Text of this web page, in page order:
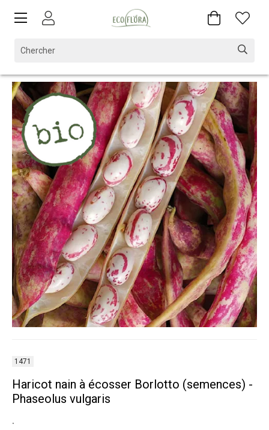
1471
Haricot nain à écosser Borlotto (semences) -
Phaseolus vulgaris
.